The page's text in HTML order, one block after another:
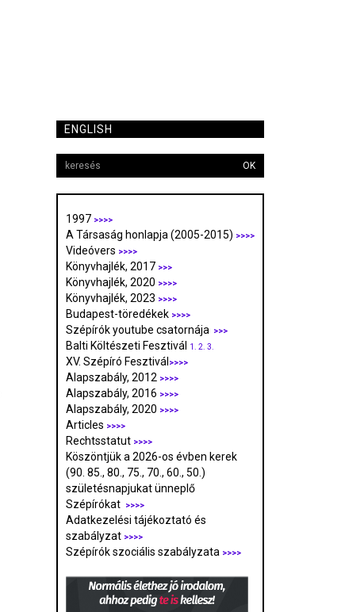
ENGLISH
OK
1997 >>>>
A Társaság honlapja (2005-2015) >>>>
Videóvers >>>>
Könyvhajlék, 2017 >>>
Könyvhajlék, 2020 >>>>
Könyvhajlék, 2023 >>>>
Budapest-töredékek >>>>
Szépírók youtube csatornája >>>
Balti Költészeti Fesztivál 1. 2. 3.
XV. Szépíró Fesztivál >>>>
Alapszabály, 2012 >>>>
Alapszabály, 2016 >>>>
Alapszabály, 2020 >>>>
Articles >>>>
Rechtsstatut >>>>
Köszöntjük a 2026-os évben kerek
(90. 85., 80., 75., 70., 60., 50.)
születésnapjukat ünneplő
Szépírókat
>>>>
Adatkezelési tájékoztató és
szabályzat >>>>
Szépírók szociális szabályzata >>>>